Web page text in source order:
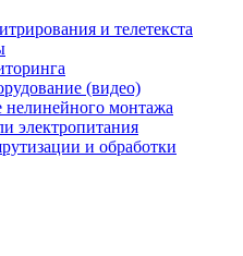
и телетекста
(видео)
нелинейного монтажа
электропитания
и обработки